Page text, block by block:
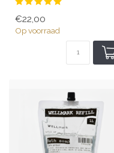
€22,00
Op voorraad